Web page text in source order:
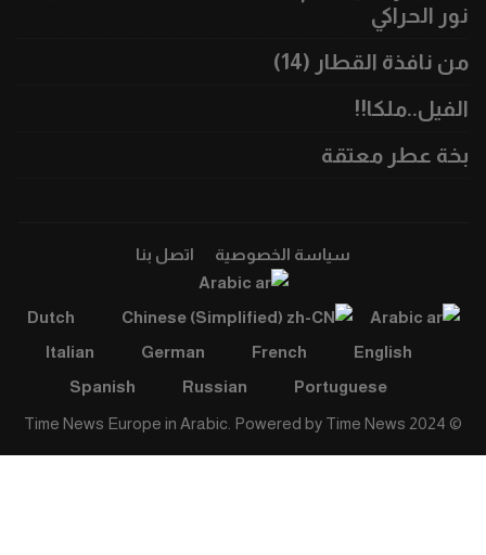
نور الحراكي
من نافذة القطار (14)
الفيل..ملكا!!
بخة عطر معتقة
سياسة الخصوصية
اتصل بنا
Arabic
Arabic
Chinese (Simplified)
Dutch
English
French
German
Italian
Portuguese
Russian
Spanish
© 2024 Time News Europe in Arabic. Powered by
Time News